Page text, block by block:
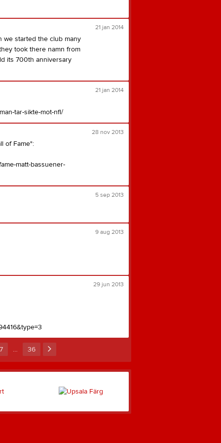
21 jan 2014
we started the club many
took there namn from
its 700th anniversary
21 jan 2014
tar-sikte-mot-nfl/
28 nov 2013
of Fame":
matt-bassuener-
5 sep 2013
9 aug 2013
29 jun 2013
7 … 36